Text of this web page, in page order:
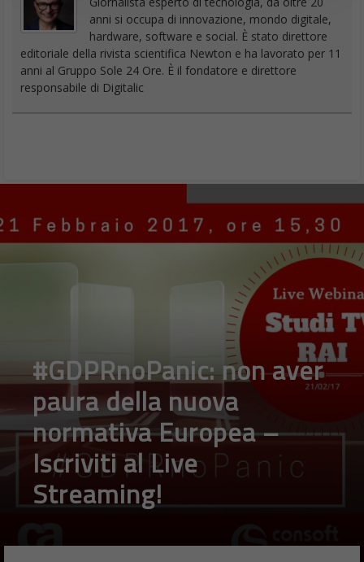
anni si occupa di innovazione, mondo digitale,
hardware, software e social. È stato direttore
editoriale della rivista scientifica Newton e ha lavorato per 11
anni al Gruppo Sole 24 Ore. È il fondatore e direttore
responsabile di Digitalic
#GDPRnoPanic: non aver
paura della nuova
normativa Europea –
Iscriviti al Live
Streaming!